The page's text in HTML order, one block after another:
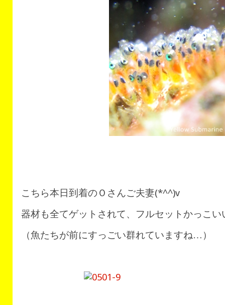
こちら本日到着のＯさんご夫妻(*^^)v
器材も全てゲットされて、フルセットかっこい
（魚たちが前にすっごい群れていますね…）